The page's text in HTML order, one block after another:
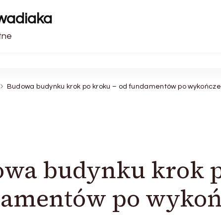
Budowa budynku krok po kroku – od fundamentów po
budynku krok
po